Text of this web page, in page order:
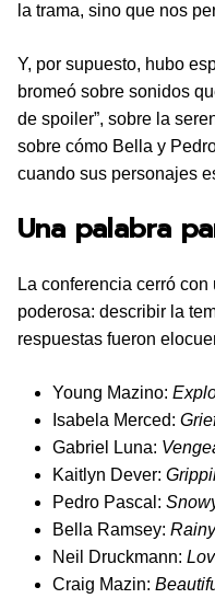
la trama, sino que nos
Y, por supuesto, hubo
bromeó sobre sonidos
de spoiler”, sobre la
sobre cómo Bella y
cuando sus personajes
Una palabra
La conferencia cerró
poderosa: describir la
respuestas fueron
Young Mazino:
Isabela Merced:
Gabriel Luna:
Kaitlyn Dever:
Pedro Pascal:
Bella Ramsey: Rainy
Neil Druckmann:
Craig Mazin: